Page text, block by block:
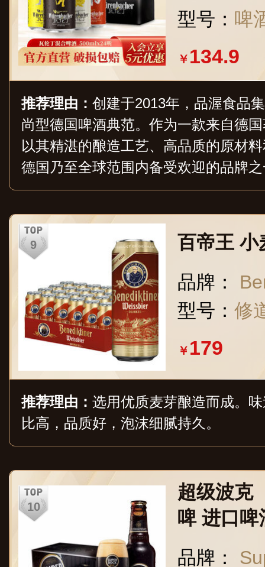
型号： 啤
￥ 134.9
推荐理由： 创建于2013年，品渥食品
尚型德国啤酒典范。作为一款来自德
以其精湛的酿造工艺、高品质的原材
德国乃至全球范围内备受欢迎的品牌
啤等产品，包括德啤系列、比利时白
百帝王 小
品牌：
型号： 修
￥ 179
推荐理由： 选用优质麦芽酿造而成。
比高，品质好，泡沫细腻持久。
超级波克
啤 进口
葡萄牙原
品牌：